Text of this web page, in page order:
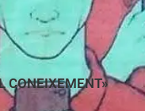
CONEIXEMENT»